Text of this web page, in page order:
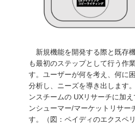
新規機能を開発する際と既存
も最初のステップとして行う作
す。ユーザーが何を考え、何に
分析し、ニーズを導き出します
ンスチームの UXリサーチに加
ンシューマー/マーケットリサー
す。（図：ペイディのエクスペ